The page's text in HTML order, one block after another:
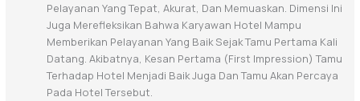
Pelayanan Yang Tepat, Akurat, Dan Memuaskan. Dimensi Ini
Juga Merefleksikan Bahwa Karyawan Hotel Mampu
Memberikan Pelayanan Yang Baik Sejak Tamu Pertama Kali
Datang. Akibatnya, Kesan Pertama (first Impression) Tamu
Terhadap Hotel Menjadi Baik Juga Dan Tamu Akan Percaya
Pada Hotel Tersebut.